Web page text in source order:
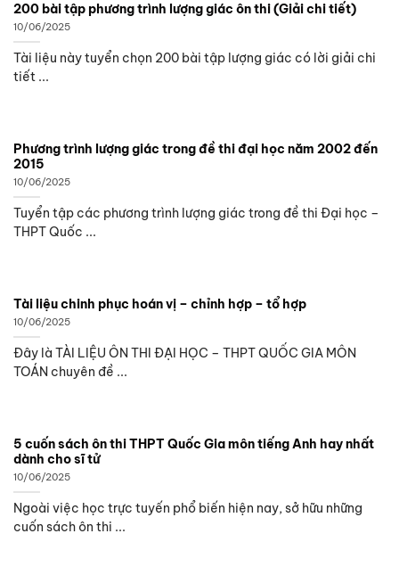
200 bài tập phương trình lượng giác ôn thi (Giải chi tiết)
10/06/2025
Tài liệu này tuyển chọn 200 bài tập lượng giác có lời giải chi
tiết ...
Phương trình lượng giác trong đề thi đại học năm 2002 đến
2015
10/06/2025
Tuyển tập các phương trình lượng giác trong đề thi Đại học –
THPT Quốc ...
Tài liệu chinh phục hoán vị – chỉnh hợp – tổ hợp
10/06/2025
Đây là TÀI LIỆU ÔN THI ĐẠI HỌC – THPT QUỐC GIA MÔN
TOÁN chuyên đề ...
5 cuốn sách ôn thi THPT Quốc Gia môn tiếng Anh hay nhất
dành cho sĩ tử
10/06/2025
Ngoài việc học trực tuyến phổ biến hiện nay, sở hữu những
cuốn sách ôn thi ...